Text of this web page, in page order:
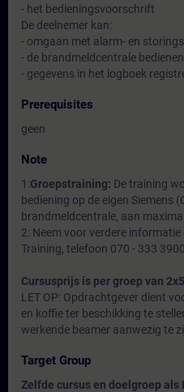
- het bedieningsvoorschrift
De deelnemer kan:
- omgaan met alarm- en
- de brandmeldcentrale bedienen
- gegevens in het logboek
Prerequisites
geen
Note
1:Groepstraining: De training
bediening op de eigen Siemens
brandmeldcentrale, aan
2: Neem voor verdere
Training, telefoon 070 - 333 3900
Cursusprijs is per groep van
LET OP: Opdrachtgever dient
en koffie ter beschikking te
werkende beamer aanwezig te
Target Group
Zelfde cursus en doelgroep als